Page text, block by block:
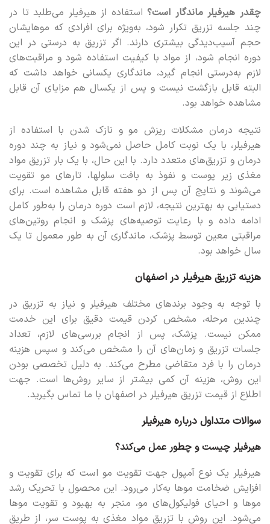
چقدر هیرفیلر ماندگار است؟ استفاده از هیرفیلر می‌طلبد تا در
چند جلسه تزریق تکرار شود، به‌ویژه برای افرادی که موهایشان
حجم آسیب‌دیدگی بیشتری دارند. اگر تزریق به درستی در این
دوره انجام شود، از مواد با کیفیت استفاده شود و مراقبت‌های
لازم به‌درستی انجام گیرد، ماندگاری یکسانی خواهد داشت که
البته قابل بازگشت نیست و پس از یکسال هم مزایای آن قابل
مشاهده خواهد بود.
نتیجه درمان مشکلات ریزش مو و نازک شدن با استفاده از
هیرفیلر، با یک نوبت کامل حاصل نمی‌شود و نیاز به چند دوره
درمان و تزریق‌های متعدد دارد. با این حال، با یک بار تزریق مواد
مغذی زیر پوست و نفوذ به بافت سلولها، تارهای مو تقویت
می‌شوند و نتایج آن پس از دو هفته قابل مشاهده است. برای
دستیابی به بهترین نتیجه، لازم است دوره درمان را به‌طور کامل
ادامه داده و با رعایت توصیه‌های پزشک و انجام روتین‌های
مراقبتی معین توسط پزشک، ماندگاری آن به طور معمول تا یک
سال خواهد بود.
هزینه تزریق هیرفیلر در اصفهان
با توجه به وجود برندهای مختلف هیرفیلر و نیاز به تزریق در
چندین مرحله، مشخص کردن قیمت دقیق برای این خدمت
ممکن نیست. پزشک، پس از انجام بررسی‌های لازم، تعداد
جلسات تزریق و زمان‌های آن را مشخص می‌کند و سپس هزینه
درمان را با فرد متقاضی مطرح می‌کند. به دلیل تخصصی بودن
این روش، هزینه آن کمی بیشتر از سایر روش‌ها است. جهت
اطلاع از قیمت تزریق هیرفیلر در اصفهان با ما تماس بگیرید.
سوالات متداول درباره هیرفیلر
هیرفیلر چیست و چطور عمل می‌کند؟
هیرفیلر یک نوع آمپول جهت تقویت مو است که برای تقویت و
افزایش ضخامت موها به‌کار می‌رود. این محصول با تحریک رشد
موها و احیای فولیکول‌های مو، منجر به بهبود و تقویت موها
می‌شود. این روش با تزریق مواد مغذی به پوست سر، از طریق